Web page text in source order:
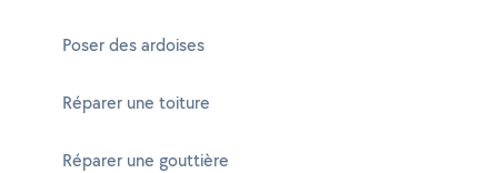
Poser des ardoises
Réparer une toiture
Réparer une gouttière